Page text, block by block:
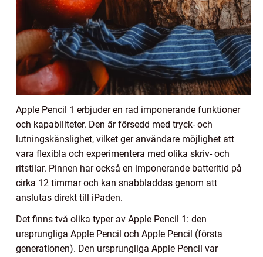
Apple Pencil 1 erbjuder en rad imponerande funktioner
och kapabiliteter. Den är försedd med tryck- och
lutningskänslighet, vilket ger användare möjlighet att
vara flexibla och experimentera med olika skriv- och
ritstilar. Pinnen har också en imponerande batteritid på
cirka 12 timmar och kan snabbladdas genom att
anslutas direkt till iPaden.
Det finns två olika typer av Apple Pencil 1: den
ursprungliga Apple Pencil och Apple Pencil (första
generationen). Den ursprungliga Apple Pencil var